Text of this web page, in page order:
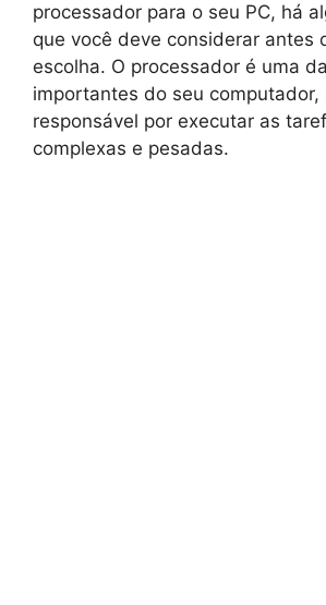
processador para o seu PC, há
que você deve considerar antes
escolha. O processador é uma
importantes do seu computador,
responsável por executar as
complexas e pesadas.